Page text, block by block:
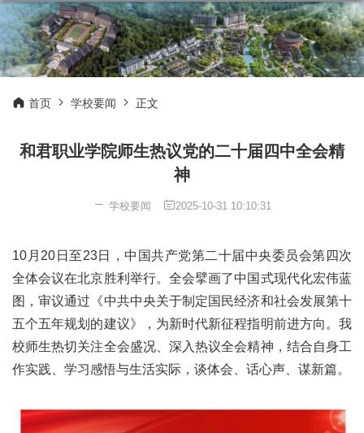
首页 学校要闻 正文
和君职业学院师生热议党的二十届四中全会精
神
学校要闻 2025-10-31 10:10:31
10月20日至23日，中国共产党第二十届中央委员会第四次
全体会议在北京胜利举行。全会擘画了中国式现代化宏伟蓝
图，审议通过《中共中央关于制定国民经济和社会发展第十
五个五年规划的建议》，为新时代新征程指明前进方向。我
校师生热切关注全会盛况、深入热议全会精神，结合自身工
作实践、学习感悟与生活实际，谈体会、话心声、谋新篇。